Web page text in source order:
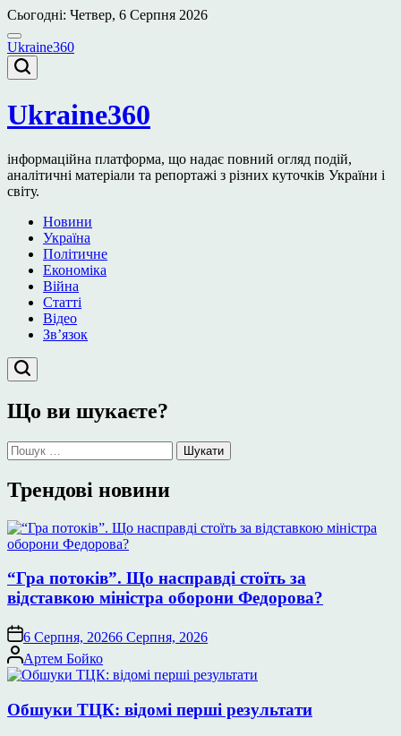
Перейти
до
вмісту
Сьогодні: Четвер, 6 Серпня 2026
Ukraine360
Ukraine360
інформаційна платформа, що надає повний огляд подій,
аналітичні матеріали та репортажі з різних куточків України і
світу.
Новини
Україна
Політичне
Економіка
Війна
Статті
Відео
Зв’язок
Що ви шукаєте?
Пошук:
Трендові новини
“Гра потоків”. Що насправді стоїть за
відставкою міністра оборони Федорова?
6 Серпня, 20266 Серпня, 2026
Опубліковано
Артем Бойко
Обшуки ТЦК: відомі перші результати